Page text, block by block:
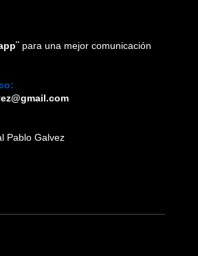
para una mejor comunicación
Pablo Galvez